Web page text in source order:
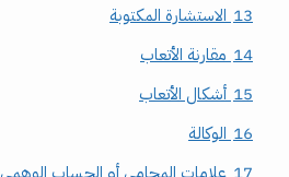
13 الاستشارة المكتوبة
14 مقارنة الأتعاب
15 أشكال الأتعاب
16 الوكالة
17 علامات المحامي أو الحساب الوهمي